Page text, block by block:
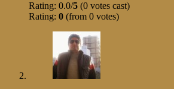
Rating: 0.0/5 (0 votes cast)
Rating: 0 (from 0 votes)